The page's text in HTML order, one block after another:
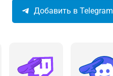
Добавить в Telegram